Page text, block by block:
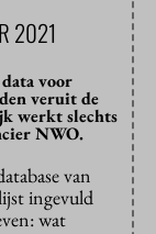
2021
voor
veruit de
werkt slechts
NWO.
van
ingevuld
wat